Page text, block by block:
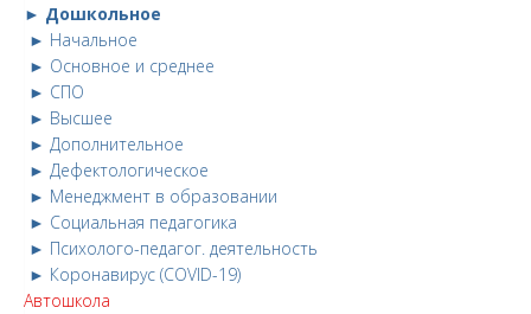
► Дошкольное
► Начальное
► Основное и среднее
► СПО
► Высшее
► Дополнительное
► Дефектологическое
► Менеджмент в образовании
► Социальная педагогика
► Психолого-педагог. деятельность
► Коронавирус (COVID-19)
Автошкола